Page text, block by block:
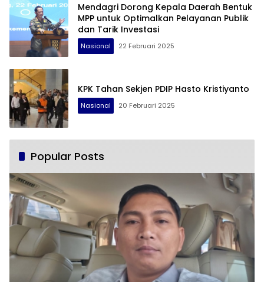
Mendagri Dorong Kepala Daerah Bentuk
MPP untuk Optimalkan Pelayanan Publik
dan Tarik Investasi
Nasional 22 Februari 2025
KPK Tahan Sekjen PDIP Hasto Kristiyanto
Nasional 20 Februari 2025
Popular Posts